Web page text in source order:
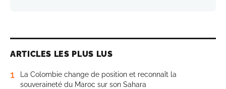
ARTICLES LES PLUS LUS
1
La Colombie change de position et reconnaît la
souveraineté du Maroc sur son Sahara